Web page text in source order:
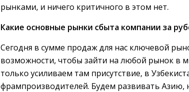
рынками, и ничего критичного в этом нет.
Какие основные рынки сбыта компании за
Сегодня в сумме продаж для нас ключевой
возможности, чтобы зайти на любой рынок в
только усиливаем там присутствие, в
фрампроизводителей. Будем развивать Азию,